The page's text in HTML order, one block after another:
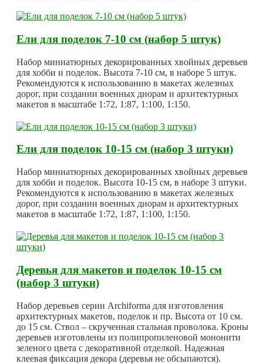
Ели для поделок 7-10 см (набор 5 штук)
Набор миниатюрных декорированных хвойных деревьев
для хобби и поделок. Высота 7-10 см, в наборе 5 штук.
Рекомендуются к использованию в макетах железных
дорог, при создании военных диорам и архитектурных
макетов в масштабе 1:72, 1:87, 1:100, 1:150.
Ели для поделок 10-15 см (набор 3 штуки)
Набор миниатюрных декорированных хвойных деревьев
для хобби и поделок. Высота 10-15 см, в наборе 3 штуки.
Рекомендуются к использованию в макетах железных
дорог, при создании военных диорам и архитектурных
макетов в масштабе 1:72, 1:87, 1:100, 1:150.
Деревья для макетов и поделок 10-15 см
(набор 3 штуки)
Набор деревьев серии Archiforma для изготовления
архитектурных макетов, поделок и пр. Высота от 10 см.
до 15 см. Ствол – скрученная стальная проволока. Кроны
деревьев изготовлены из полипропиленовой мононити
зеленого цвета с декоративной отделкой. Надежная
клеевая фиксация декора (деревья не обсыпаются).